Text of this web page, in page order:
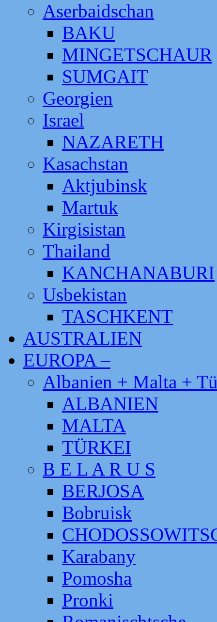
Aserbaidschan
BAKU
MINGETSCHAUR
SUMGAIT
Georgien
Israel
NAZARETH
Kasachstan
Aktjubinsk
Martuk
Kirgisistan
Thailand
KANCHANABURI
Usbekistan
TASCHKENT
AUSTRALIEN
EUROPA –
Albanien + Malta +
ALBANIEN
MALTA
TÜRKEI
B E L A R U S
BERJOSA
Bobruisk
Karabany
Pomosha
Pronki